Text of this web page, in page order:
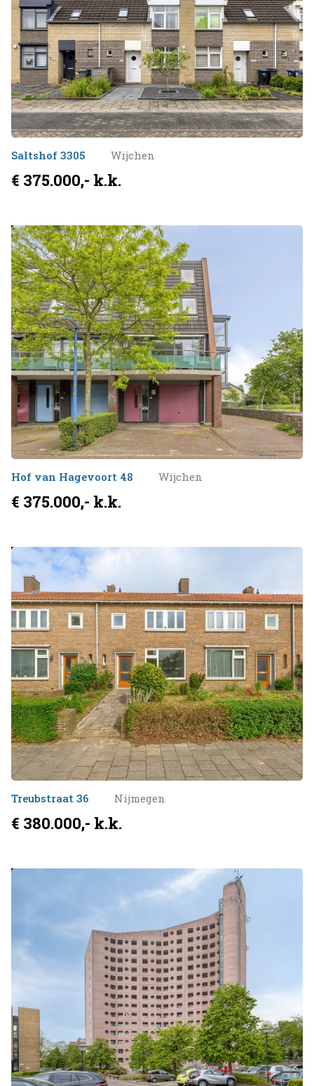
Saltshof 3305 Wijchen
€ 375.000,- k.k.
Verkocht
Hof van Hagevoort 48 Wijchen
€ 375.000,- k.k.
Verkocht
Treubstraat 36 Nijmegen
€ 380.000,- k.k.